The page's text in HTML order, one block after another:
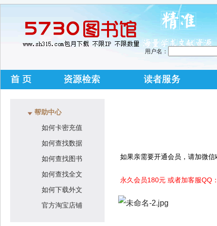
用户名：
帮助中心
如何卡密充值
如何查找数据
如何查找图书
如何查找全文
如何下载外文
官方淘宝店铺
如果亲需要开通会员，请加微
永久会员180元 或者加客服QQ